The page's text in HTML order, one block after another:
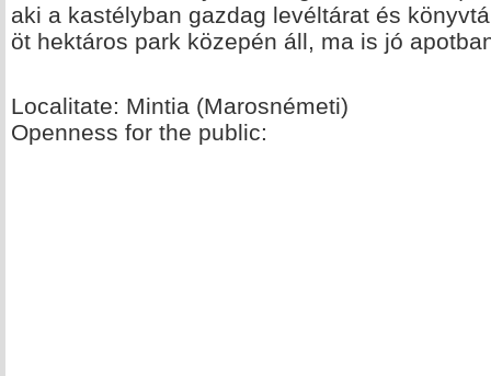
aki a kastélyban gazdag levéltárat és
öt hektáros park közepén áll, ma is jó
Localitate: Mintia (Marosnémeti)
Openness for the public: